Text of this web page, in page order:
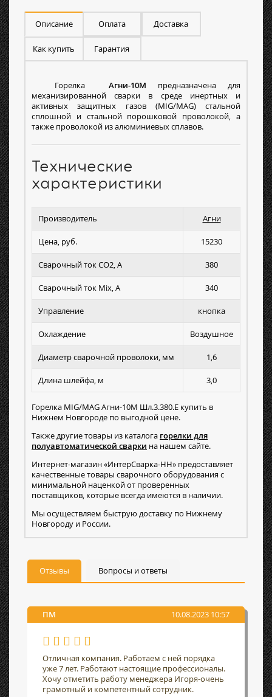
Описание Оплата Доставка
Как купить Гарантия
Горелка Агни-10М предназначена для
механизированной сварки в среде инертных и
активных защитных газов (MIG/MAG) стальной
сплошной и стальной порошковой проволокой, а
также проволокой из алюминиевых сплавов.
Технические
характеристики
Производитель Агни
Цена, руб. 15230
Сварочный ток СО2, А 380
Сварочный ток Mix, А 340
Управление кнопка
Охлаждение Воздушное
Диаметр сварочной проволоки, мм 1,6
Длина шлейфа, м 3,0
Горелка MIG/MAG Агни-10М Шл.3.380.Е купить в
Нижнем Новгороде по выгодной цене.
Также другие товары из каталога горелки для
полуавтоматической сварки на нашем сайте.
Интернет-магазин «ИнтерСварка-НН» предоставляет
качественные товары сварочного оборудования с
минимальной наценкой от проверенных
поставщиков, которые всегда имеются в наличии.
Мы осуществляем быструю доставку по Нижнему
Новгороду и России.
Отзывы Вопросы и ответы
ПМ 10.08.2023 10:57
Отличная компания. Работаем с ней порядка
уже 7 лет. Работают настоящие профессионалы.
Хочу отметить работу менеджера Игоря-очень
грамотный и компетентный сотрудник.